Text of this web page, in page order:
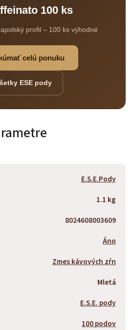
100 ks
profil – 100 ks výhodné
celú ponuku
ESE pody
E.S.E.Pody
1.1 kg
8024608003609
Áno
Zmes kávových zŕn
Mletá
E.S.E. pody
100 podov
by chaterimo